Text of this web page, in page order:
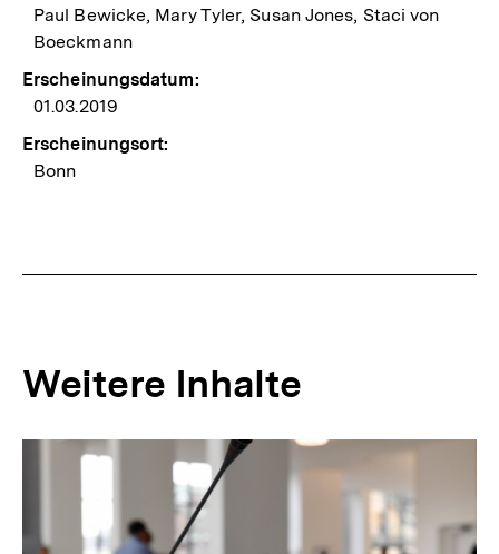
Paul Bewicke, Mary Tyler, Susan Jones, Staci von
Boeckmann
Erscheinungsdatum:
01.03.2019
Erscheinungsort:
Bonn
Weitere Inhalte
Inhaltskarousell
weitere
Inhaltskarussell